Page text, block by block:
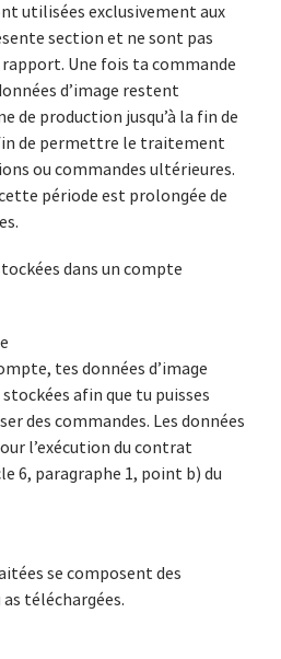
utilisées exclusivement aux
section et ne sont pas
Une fois ta commande
d’image restent
de production jusqu’à la fin de
de permettre le traitement
ou commandes ultérieures.
période est prolongée de
dans un compte
tes données d’image
afin que tu puisses
des commandes. Les données
l’exécution du contrat
6, paragraphe 1, point b) du
se composent des
as téléchargées.